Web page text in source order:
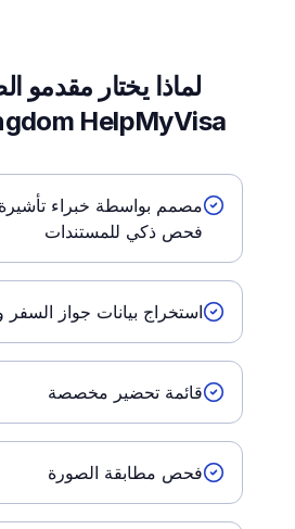
لماذا يختار مقدمو
HelpMyVisa
مصمم بواسطة خبراء
فحص ذكي للمستندات
استخراج بيانات جواز السفر
قائمة تحضير مخصصة
فحص مطابقة الصورة